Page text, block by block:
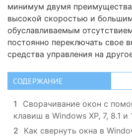
минимум двумя
высокой скоростью и
обуславливаемым
постоянно переключать свое
средства управления на
СОДЕРЖАНИЕ
1
Сворачивание окон с
клавиш в Windows XP, 7, 8.1 и
2
Как свернуть окна в